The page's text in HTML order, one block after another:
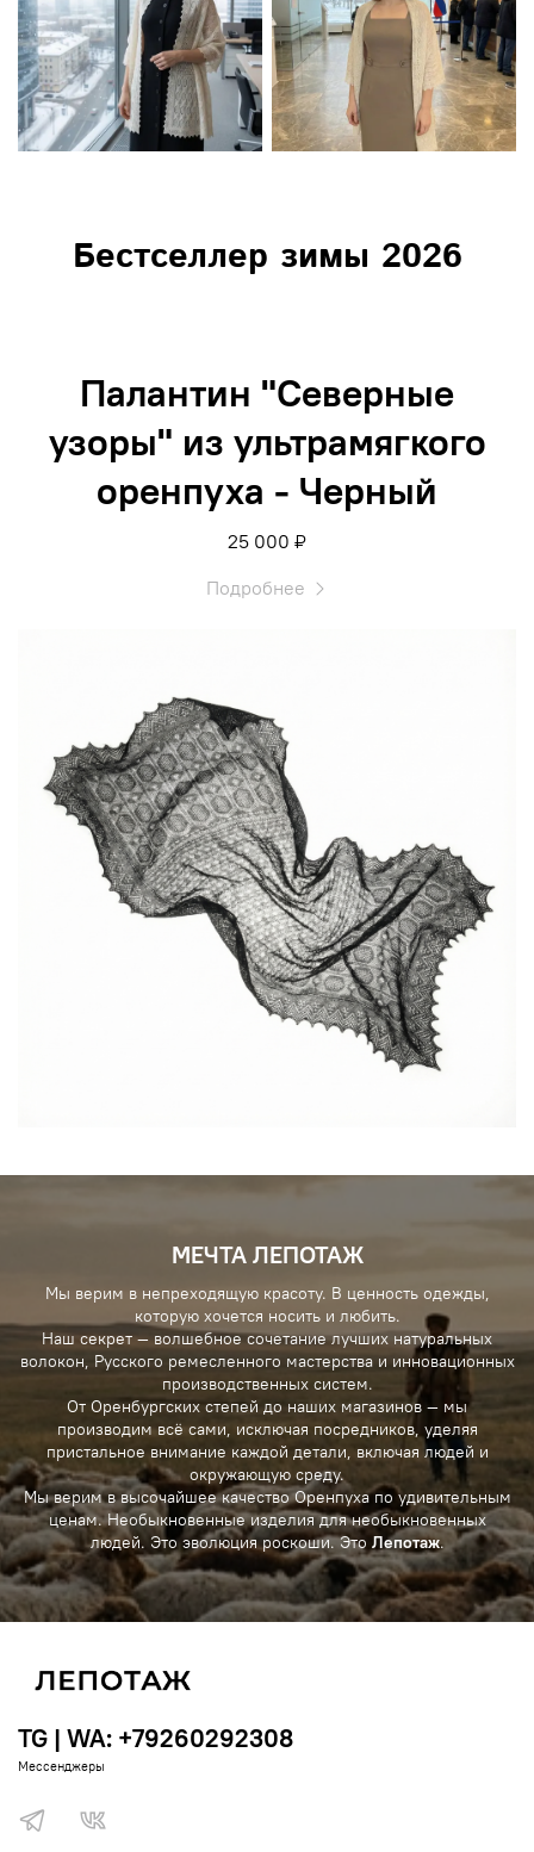
Бестселлер зимы 2026
Палантин "Северные
узоры" из ультрамягкого
оренпуха - Черный
25 000 ₽
Подробнее
МЕЧТА ЛЕПОТАЖ
Мы верим в непреходящую красоту. В ценность одежды,
которую хочется носить и любить.
Наш секрет — волшебное сочетание лучших натуральных
волокон, Русского ремесленного мастерства и инновационных
производственных систем.
От Оренбургских степей до наших магазинов — мы
производим всё сами, исключая посредников, уделяя
пристальное внимание каждой детали, включая людей и
окружающую среду.
Мы верим в высочайшее качество Оренпуха по удивительным
ценам. Необыкновенные изделия для необыкновенных
людей. Это эволюция роскоши. Это Лепотаж.
TG | WA: +79260292308
Мессенджеры